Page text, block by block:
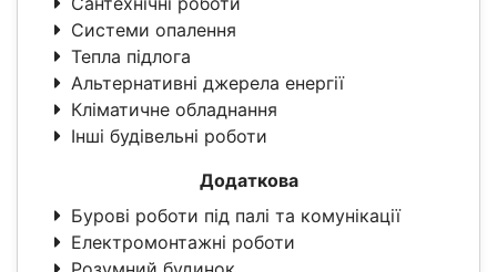
Системи опалення
Тепла підлога
Альтернативні джерела енергії
Кліматичне обладнання
Інші будівельні роботи
Додаткова
Бурові роботи під палі та комунікації
Електромонтажні роботи